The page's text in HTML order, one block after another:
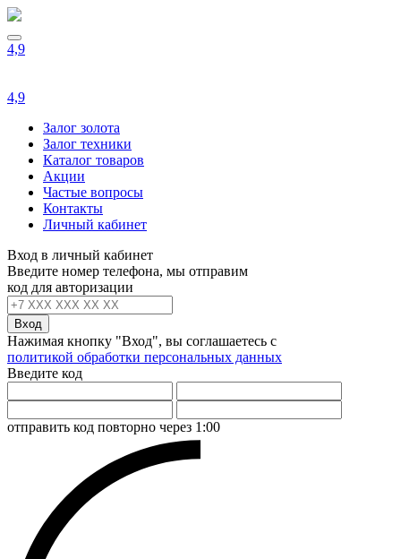
4,9
4,9
Залог золота
Залог техники
Каталог товаров
Акции
Частые вопросы
Контакты
Личный кабинет
Вход в личный кабинет
Введите номер телефона, мы отправим
код для авторизации
Вход
Нажимая кнопку "Вход", вы соглашаетесь с
политикой обработки персональных данных
Введите код
отправить код повторно через 1:00